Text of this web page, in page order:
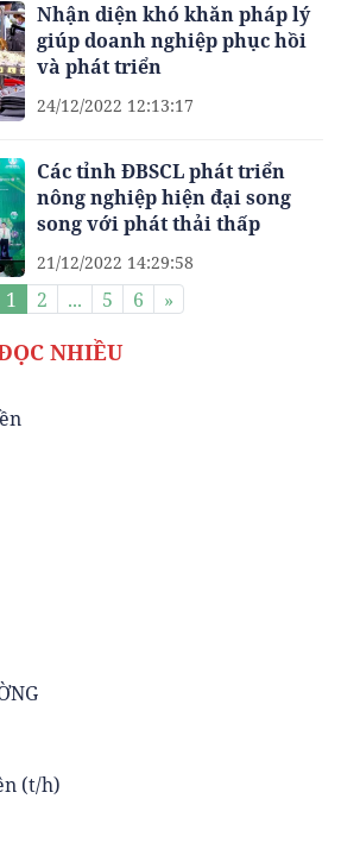
Nhận diện khó khăn pháp lý
giúp doanh nghiệp phục hồi
và phát triển
24/12/2022 12:13:17
Các tỉnh ĐBSCL phát triển
nông nghiệp hiện đại song
song với phát thải thấp
21/12/2022 14:29:58
1 2 ... 5 6 »
NHIỀU
(t/h)